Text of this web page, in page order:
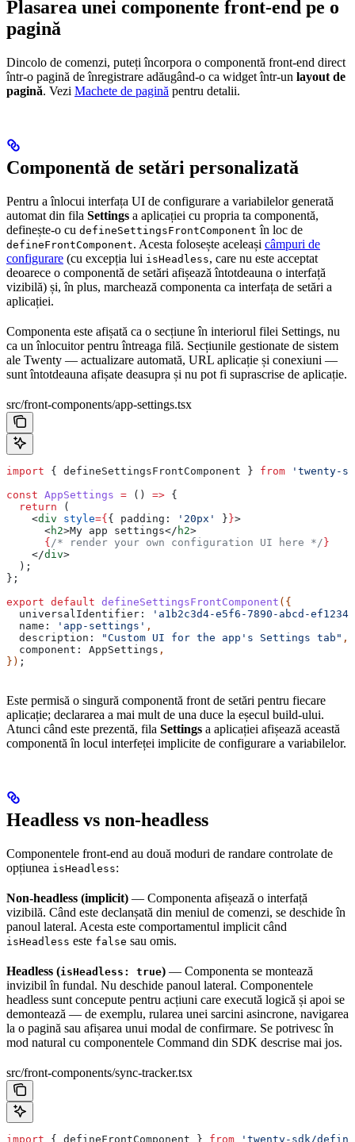
Plasarea unei componente front-end pe o
pagină
Dincolo de comenzi, puteți încorpora o componentă front-end direct
într-o pagină de înregistrare adăugând-o ca widget într-un layout de
pagină. Vezi Machete de pagină pentru detalii.
Componentă de setări personalizată
Pentru a înlocui interfața UI de configurare a variabilelor generată
automat din fila Settings a aplicației cu propria ta componentă,
definește-o cu defineSettingsFrontComponent în loc de
defineFrontComponent. Acesta folosește aceleași câmpuri de
configurare (cu excepția lui isHeadless, care nu este acceptat
deoarece o componentă de setări afișează întotdeauna o interfață
vizibilă) și, în plus, marchează componenta ca interfața de setări a
aplicației.
Componenta este afișată ca o secțiune în interiorul filei Settings, nu
ca un înlocuitor pentru întreaga filă. Secțiunile gestionate de sistem
ale Twenty — actualizare automată, URL aplicație și conexiuni —
sunt întotdeauna afișate deasupra și nu pot fi suprascrise de aplicație.
src/front-components/app-settings.tsx
import { defineSettingsFrontComponent } from 'twenty-
const AppSettings = () => {
  return
(
    <
div style={ { padding: '20px' } }>
      <
h2>My app settings</ h2>
      {
/* render your own configuration UI here */ }
    </
div>
  );
};
export default defineSettingsFrontComponent ({
  universalIdentifier:
'a1b2c3d4-e5f6-7890-abcd-
  name:
'app-settings' ,
  description:
"Custom UI for the app's Settings tab" ,
  component:
AppSettings ,
}) ;
Este permisă o singură componentă front de setări pentru fiecare
aplicație; declararea a mai mult de una duce la eșecul build-ului.
Atunci când este prezentă, fila Settings a aplicației afișează această
componentă în locul interfeței implicite de configurare a variabilelor.
Headless vs non-headless
Componentele front-end au două moduri de randare controlate de
opțiunea isHeadless:
Non-headless (implicit) — Componenta afișează o interfață
vizibilă. Când este declanșată din meniul de comenzi, se deschide în
panoul lateral. Acesta este comportamentul implicit când
isHeadless este false sau omis.
Headless (isHeadless: true) — Componenta se montează
invizibil în fundal. Nu deschide panoul lateral. Componentele
headless sunt concepute pentru acțiuni care execută logică și apoi se
demontează — de exemplu, rularea unei sarcini asincrone, navigarea
la o pagină sau afișarea unui modal de confirmare. Se potrivesc în
mod natural cu componentele Command din SDK descrise mai jos.
src/front-components/sync-tracker.tsx
import { defineFrontComponent } from 'twenty-sdk/